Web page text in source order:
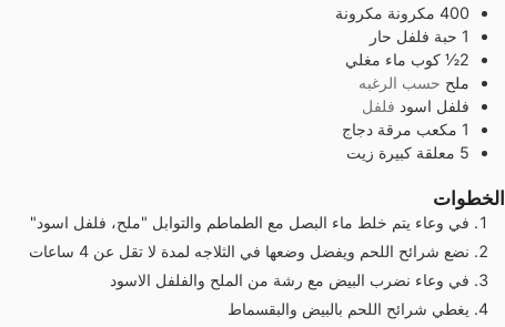
400 مكرونة مكرونة
1 حبة فلفل حار
2½
كوب ماء مغلي
ملح حسب الرغبه
فلفل اسود فلفل
1 مكعب مرقة دجاج
5 معلقة كبيرة زيت
الخطوات
في وعاء يتم خلط ماء البصل مع الطماطم والتوابل "ملح، فلفل اسود"
نضع شرائح اللحم ويفضل وضعها في الثلاجه لمدة لا تقل عن 4 ساعات
في وعاء نضرب البيض مع رشة من الملح والفلفل الاسود
يغطي شرائح اللحم بالبيض والبقسماط